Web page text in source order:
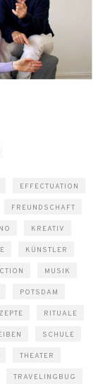
EFFECTUATION
FREUNDSCHAFT
KREATIV
KÜNSTLER
MUSIK
POTSDAM
RITUALE
SCHULE
THEATER
TRAVELINGBUG